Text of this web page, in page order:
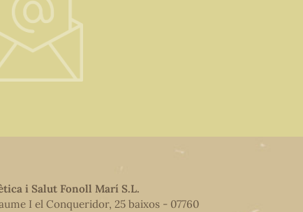
i Salut Fonoll Marí S.L.
I el Conqueridor, 25 baixos - 07760